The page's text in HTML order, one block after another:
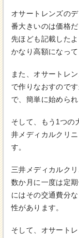
オサートレンズの
番大きいのは価格だ
先ほども記載した
かなり高額になって
また、オサートレ
で作りなおすので
で、簡単に始めら
そして、もう1つの
井メディカルクリ
す。
三井メディカルク
数か月に一度は定
にはその交通費分
性があります。
そして、オサート